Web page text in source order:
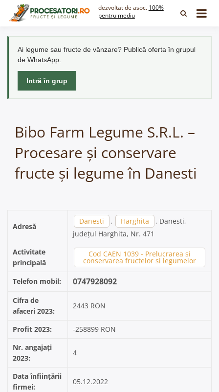
dezvoltat de asoc. 100%
pentru mediu
Ai legume sau fructe de vânzare? Publică oferta în grupul
de WhatsApp.
Intră în grup
Bibo Farm Legume S.R.L. –
Procesare și conservare
fructe și legume în Danesti
Adresă
Danesti , Harghita
, Danesti,
județul Harghita, Nr. 471
Activitate
principală
Cod CAEN 1039 - Prelucrarea si
conservarea fructelor si legumelor
Telefon mobil: 0747928092
Cifra de
afaceri 2023:
2443 RON
Profit 2023:
-258899 RON
Nr. angajați
2023:
4
Data înființării
firmei:
05.12.2022